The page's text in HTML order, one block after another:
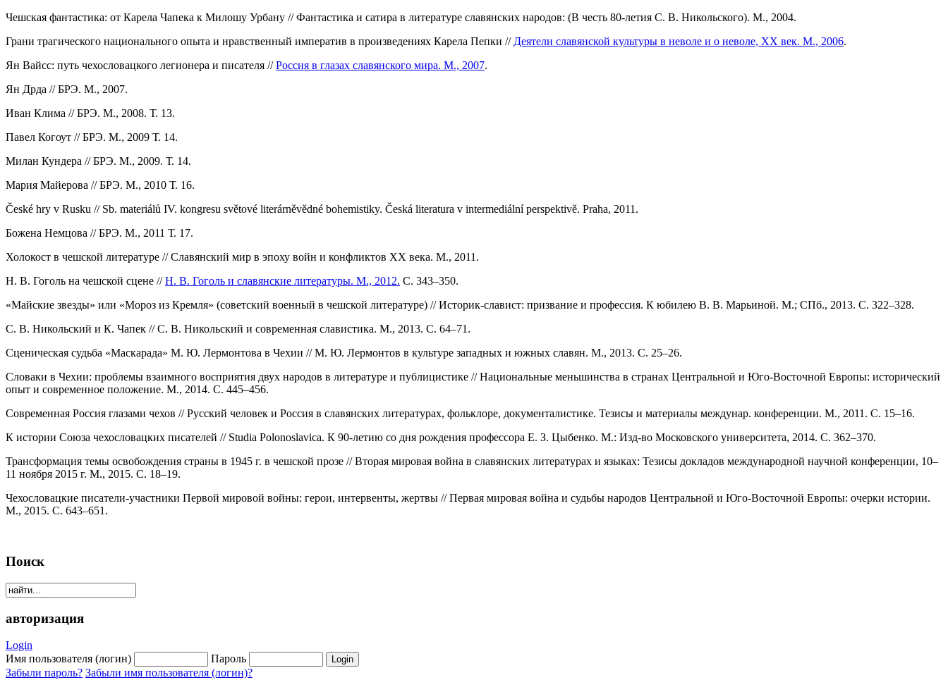
Чешская фантастика: от Карела Чапека к Милошу Урбану // Фантастика и сатира в литературе славянских народов: (В честь 80-летия С. В. Никольского). М., 2004.
Грани трагического национального опыта и нравственный императив в произведениях Карела Пепки // Деятели славянской культуры в неволе и о неволе, ХХ век. М., 2006.
Ян Вайсс: путь чехословацкого легионера и писателя //Россия в глазах славянского мира. М., 2007.
Ян Дрда // БРЭ. М., 2007.
Иван Клима // БРЭ. М., 2008. Т. 13.
Павел Когоут // БРЭ. М., 2009 Т. 14.
Милан Кундера // БРЭ. М., 2009. Т. 14.
Мария Майерова // БРЭ. М., 2010 Т. 16.
České hry v Rusku // Sb. materiálů IV. kongresu světové literárněvědné bohemistiky. Česká literatura v intermediální perspektivě. Praha, 2011.
Божена Немцова // БРЭ. М., 2011 Т. 17.
Холокост в чешской литературе // Славянский мир в эпоху войн и конфликтов ХХ века. М., 2011.
Н. В. Гоголь на чешской сцене //Н. В. Гоголь и славянские литературы. М., 2012. С. 343–350.
«Майские звезды» или «Мороз из Кремля» (советский военный в чешской литературе) // Историк-славист: призвание и профессия. К юбилею В. В. Марьиной. М.; СПб., 2013. С. 322–328.
С. В. Никольский и К. Чапек // С. В. Никольский и современная славистика. М., 2013. С. 64–71.
Сценическая судьба «Маскарада» М. Ю. Лермонтова в Чехии // М. Ю. Лермонтов в культуре западных и южных славян. М., 2013. С. 25–26.
Словаки в Чехии: проблемы взаимного восприятия двух народов в литературе и публицистике // Национальные меньшинства в странах Центральной и Юго-Восточной Европы: исторический
опыт и современное положение. М., 2014. С. 445–456.
Современная Россия глазами чехов // Русский человек и Россия в славянских литературах, фольклоре, документалистике. Тезисы и материалы междунар. конференции. М., 2011. С. 15–16.
К истории Союза чехословацких писателей // Studia Polonoslavica. К 90-летию со дня рождения профессора Е. З. Цыбенко. М.: Изд-во Московского университета, 2014. С. 362–370.
Трансформация темы освобождения страны в 1945 г. в чешской прозе // Вторая мировая война в славянских литературах и языках: Тезисы докладов международной научной конференции, 10–
11 ноября 2015 г. М., 2015. С. 18–19.
Чехословацкие писатели-участники Первой мировой войны: герои, интервенты, жертвы // Первая мировая война и судьбы народов Центральной и Юго-Восточной Европы: очерки истории.
М., 2015. С. 643–651.
Поиск
авторизация
Login
Имя пользователя (логин)
Пароль
Забыли пароль? Забыли имя пользователя (логин)?